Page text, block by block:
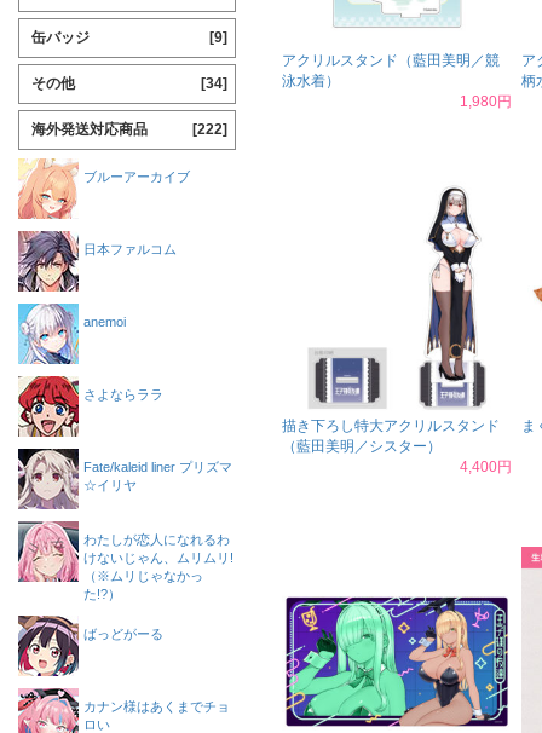
アクリルスタンド（藍田美明／競
泳水着）
1,980円
ア
柄
描き下ろし特大アクリルスタンド
（藍田美明／シスター）
4,400円
ま
缶バッジ [9]
その他 [34]
海外発送対応商品 [222]
ブルーアーカイブ
日本ファルコム
anemoi
さよならララ
Fate/kaleid liner プリズマ
☆イリヤ
わたしが恋人になれるわ
けないじゃん、ムリムリ!
（※ムリじゃなかっ
た!?）
ばっどがーる
カナン様はあくまでチョ
ロい